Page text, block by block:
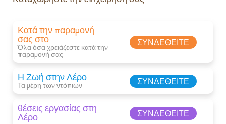
Κατά την παραμονή
σας στο
Όλα όσα χρειάζεστε κατά την
παραμονή σας​
ΣΥΝΔΕΘΕΊΤΕ
Η Ζωή στην Λέρο
Τα μέρη των ντόπιων ΣΥΝΔΕΘΕΊΤΕ
θέσεις εργασίας στη
Λέρο ΣΥΝΔΕΘΕΊΤΕ